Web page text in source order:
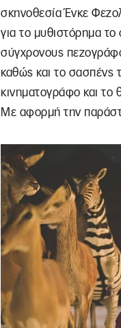
σκηνοθεσία Ένκε
για το μυθιστόρημα
σύγχρονους
καθώς και το σασπένς
κινηματογράφο και το
Με αφορμή την